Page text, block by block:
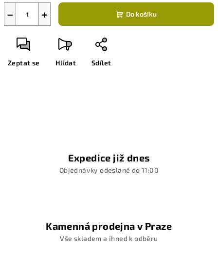
+
− Do košíku
Zeptat se Hlídat Sdílet
Expedice již dnes
Objednávky odeslané do 11:00
Kamenná prodejna v Praze
Vše skladem a ihned k odběru